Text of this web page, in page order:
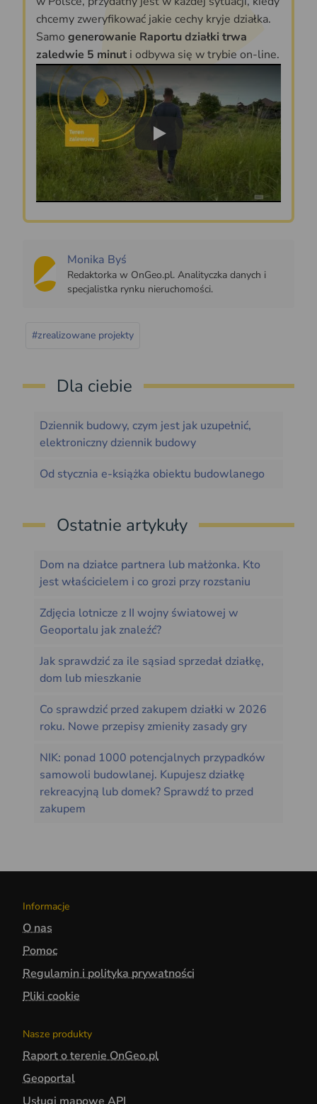
chcemy zweryfikować jakie cechy kryje działka.
Samo generowanie Raportu działki trwa
zaledwie 5 minut i odbywa się w trybie on-line.
Play
Monika Byś
Redaktorka w OnGeo.pl. Analityczka danych i
specjalistka rynku nieruchomości.
#zrealizowane projekty
Dla ciebie
Dziennik budowy, czym jest jak uzupełnić,
elektroniczny dziennik budowy
Od stycznia e-książka obiektu budowlanego
Ostatnie artykuły
Dom na działce partnera lub małżonka. Kto
jest właścicielem i co grozi przy rozstaniu
Zdjęcia lotnicze z II wojny światowej w
Geoportalu jak znaleźć?
Jak sprawdzić za ile sąsiad sprzedał działkę,
dom lub mieszkanie
Co sprawdzić przed zakupem działki w 2026
roku. Nowe przepisy zmieniły zasady gry
NIK: ponad 1000 potencjalnych przypadków
samowoli budowlanej. Kupujesz działkę
rekreacyjną lub domek? Sprawdź to przed
zakupem
Informacje
O nas
Pomoc
Regulamin i polityka prywatności
Pliki cookie
Nasze produkty
Raport o terenie OnGeo.pl
Geoportal